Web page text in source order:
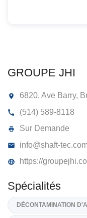
GROUPE JHI
(514) 589-8118
Sur Demande